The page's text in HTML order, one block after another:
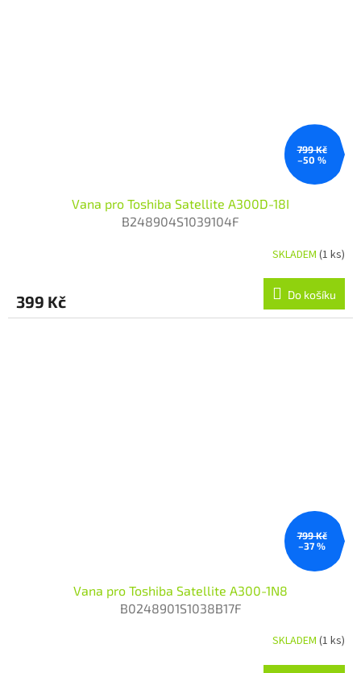
799 Kč
–50 %
Vana pro Toshiba Satellite A300D-18I
B248904S1039104F
SKLADEM (1 ks)
399 Kč Do košíku
799 Kč
–37 %
Vana pro Toshiba Satellite A300-1N8
B0248901S1038B17F
SKLADEM (1 ks)